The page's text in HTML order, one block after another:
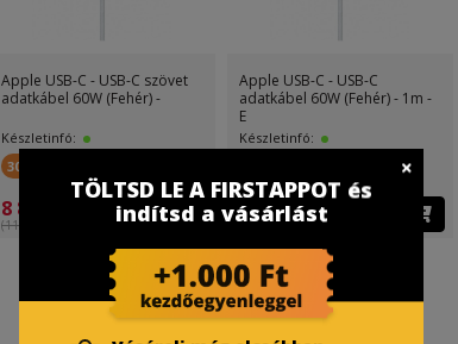
Apple USB-C - USB-C szövet
adatkábel 60W (Fehér) -
Készletinfó:
300 FirstPont
8 899 Ft
(11 999 Ft )
Apple USB-C - USB-C
adatkábel 60W (Fehér) - 1m -
E
Készletinfó:
6 499 Ft
(9 999 Ft )
TÖLTSD LE A FIRSTAPPOT és
indítsd a vásárlást